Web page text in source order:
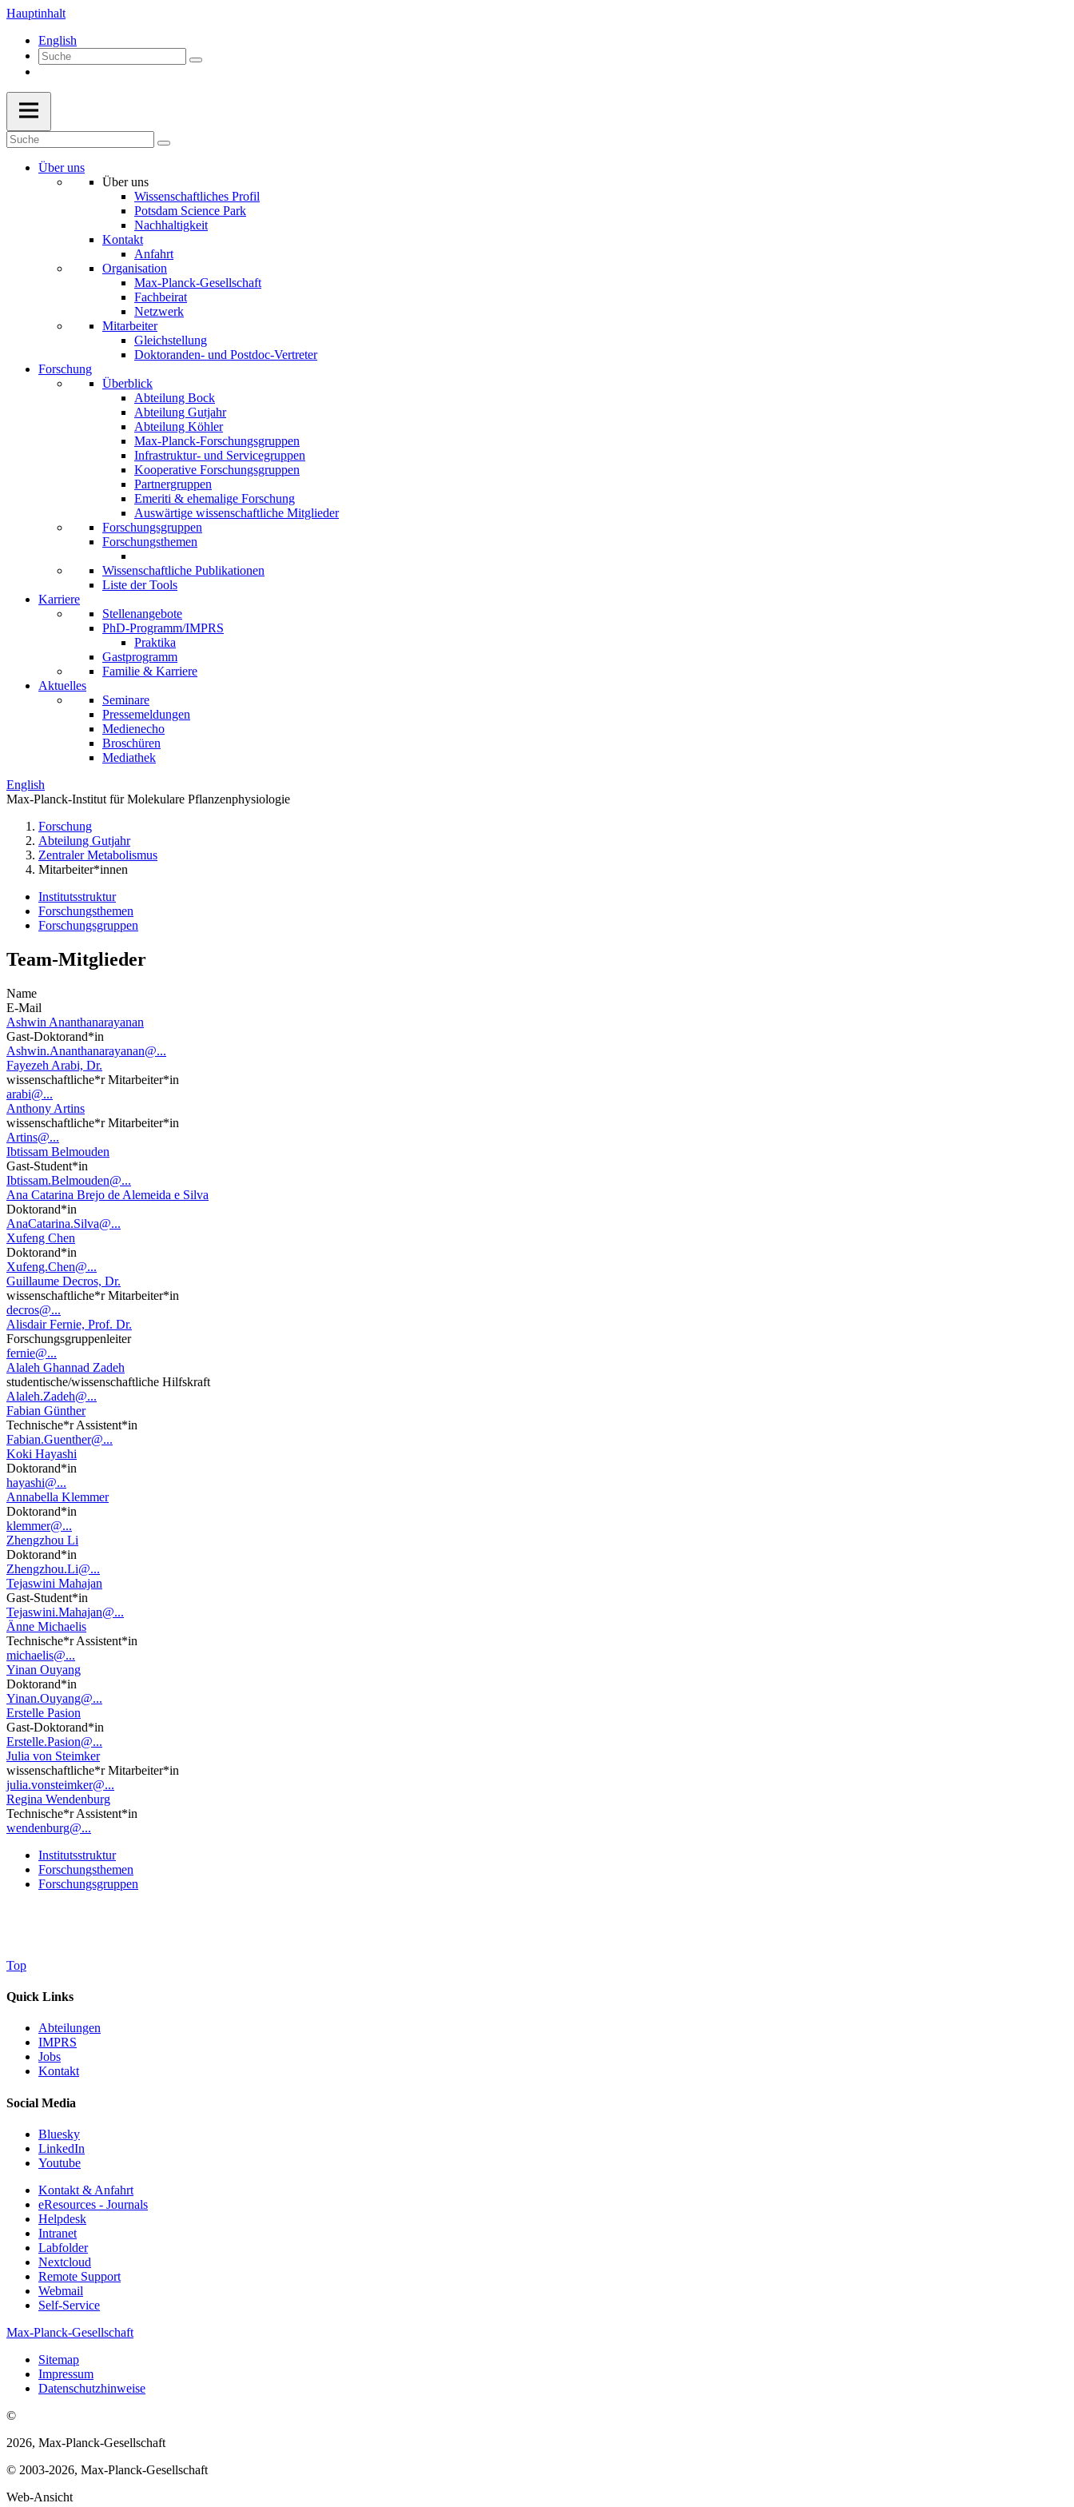
Hauptinhalt
English
Über uns
Über uns
Wissenschaftliches Profil
Potsdam Science Park
Nachhaltigkeit
Kontakt
Anfahrt
Organisation
Max-Planck-Gesellschaft
Fachbeirat
Netzwerk
Mitarbeiter
Gleichstellung
Doktoranden- und Postdoc-Vertreter
Forschung
Überblick
Abteilung Bock
Abteilung Gutjahr
Abteilung Köhler
Max-Planck-Forschungsgruppen
Infrastruktur- und Servicegruppen
Kooperative Forschungsgruppen
Partnergruppen
Emeriti & ehemalige Forschung
Auswärtige wissenschaftliche Mitglieder
Forschungsgruppen
Forschungsthemen
Wissenschaftliche Publikationen
Liste der Tools
Karriere
Stellenangebote
PhD-Programm/IMPRS
Praktika
Gastprogramm
Familie & Karriere
Aktuelles
Seminare
Pressemeldungen
Medienecho
Broschüren
Mediathek
English
Max-Planck-Institut für Molekulare Pflanzenphysiologie
Forschung
Abteilung Gutjahr
Zentraler Metabolismus
Mitarbeiter*innen
Institutsstruktur
Forschungsthemen
Forschungsgruppen
Team-Mitglieder
Name
E-Mail
Ashwin Ananthanarayanan
Gast-Doktorand*in
Ashwin.Ananthanarayanan@...
Fayezeh Arabi, Dr.
wissenschaftliche*r Mitarbeiter*in
arabi@...
Anthony Artins
wissenschaftliche*r Mitarbeiter*in
Artins@...
Ibtissam Belmouden
Gast-Student*in
Ibtissam.Belmouden@...
Ana Catarina Brejo de Alemeida e Silva
Doktorand*in
AnaCatarina.Silva@...
Xufeng Chen
Doktorand*in
Xufeng.Chen@...
Guillaume Decros, Dr.
wissenschaftliche*r Mitarbeiter*in
decros@...
Alisdair Fernie, Prof. Dr.
Forschungsgruppenleiter
fernie@...
Alaleh Ghannad Zadeh
studentische/wissenschaftliche Hilfskraft
Alaleh.Zadeh@...
Fabian Günther
Technische*r Assistent*in
Fabian.Guenther@...
Koki Hayashi
Doktorand*in
hayashi@...
Annabella Klemmer
Doktorand*in
klemmer@...
Zhengzhou Li
Doktorand*in
Zhengzhou.Li@...
Tejaswini Mahajan
Gast-Student*in
Tejaswini.Mahajan@...
Änne Michaelis
Technische*r Assistent*in
michaelis@...
Yinan Ouyang
Doktorand*in
Yinan.Ouyang@...
Erstelle Pasion
Gast-Doktorand*in
Erstelle.Pasion@...
Julia von Steimker
wissenschaftliche*r Mitarbeiter*in
julia.vonsteimker@...
Regina Wendenburg
Technische*r Assistent*in
wendenburg@...
Institutsstruktur
Forschungsthemen
Forschungsgruppen
Top
Quick Links
Abteilungen
IMPRS
Jobs
Kontakt
Social Media
Bluesky
LinkedIn
Youtube
Kontakt & Anfahrt
eResources - Journals
Helpdesk
Intranet
Labfolder
Nextcloud
Remote Support
Webmail
Self-Service
Max-Planck-Gesellschaft
Sitemap
Impressum
Datenschutzhinweise
©
2026, Max-Planck-Gesellschaft
© 2003-2026, Max-Planck-Gesellschaft
Web-Ansicht